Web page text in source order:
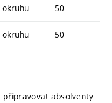
okruhu 50
okruhu 50
připravovat absolventy